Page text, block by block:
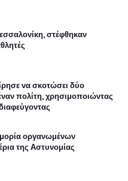
στέφθηκαν
να σκοτώσει δύο
πολίτη, χρησιμοποιώντας
οργανωμένων
της Αστυνομίας